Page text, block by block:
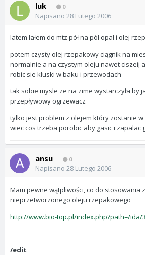
luk 0
Napisano 28 Lutego 2006
latem lałem do mtz pół na pół opał i olej
potem czysty olej rzepakowy ciągnik na
normalnie a na czystym oleju nawet ciszeij
robic sie kluski w baku i przewodach
tak sobie mysle ze na zime wystarczyła by
przepływowy ogrzewacz
tylko jest problem z olejem który zostanie
wiec cos trzeba porobic aby gasic i zapalac
ansu 0
Napisano 28 Lutego 2006
Mam pewne wątpliwości, co do stosowania
nieprzetworzonego oleju rzepakowego
http://www.bio-top.pl/index.php?path=/ida/
/edit